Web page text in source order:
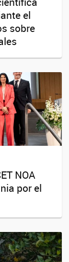
el
sobre
NOA
por el